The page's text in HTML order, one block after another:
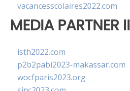
vacancesscolaires2022.com
MEDIA PARTNER II
isth2022.com
p2b2pabi2023-makassar.com
wocfparis2023.org